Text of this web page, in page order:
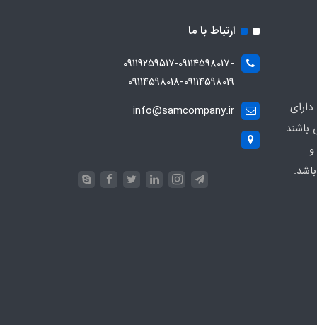
باشند
ارتباط با ما
۰۹۱۱۹۲۵۹۵۱۷-09114598017-
09114598018-09114598019
info@samcompany.ir